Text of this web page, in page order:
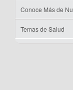
Conoce Más de
Temas de Salud